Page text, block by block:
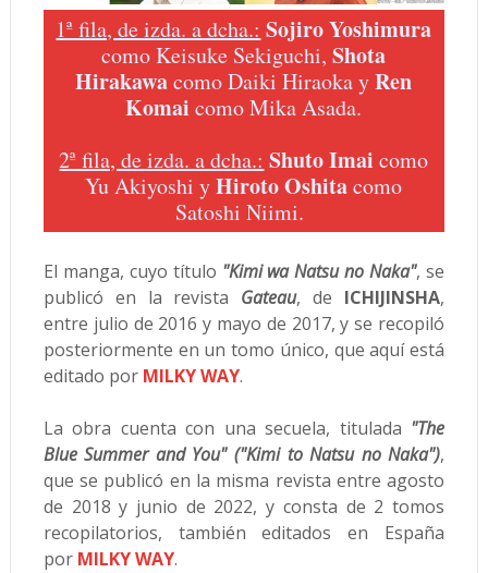
1ª fila, de izda. a dcha.: Sojiro Yoshimura
como Keisuke Sekiguchi,Shota
Hirakawacomo Daiki Hiraoka yRen
Komai como Mika Asada.
2ª fila, de izda. a dcha.: Shuto Imaicomo
Yu Akiyoshi yHiroto Oshitacomo
Satoshi Niimi.
El manga, cuyo título "Kimi wa Natsu no Naka", se
publicó en la revista Gateau, de ICHIJINSHA,
entre julio de 2016 y mayo de 2017, y se recopiló
posteriormente en un tomo único, que aquí está
editado por MILKY WAY.
La obra cuenta con una secuela, titulada "The
Blue Summer and You" ("Kimi to Natsu no Naka"),
que se publicó en la misma revista entre agosto
de 2018 y junio de 2022, y consta de 2 tomos
recopilatorios, también editados en España
por MILKY WAY.